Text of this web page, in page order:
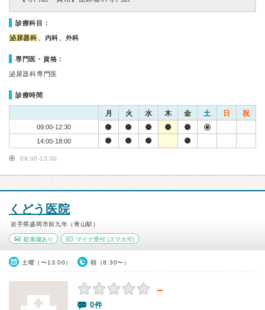
診療科目：
泌尿器科 、内科、外科
専門医・資格：
泌尿器科専門医
診療時間
月 火 水 木 金 土 日 祝
09:00-12:30
14:00-18:00
09:00-13:00
くどう医院
岩手県盛岡市前九年（青山駅）
駐車場あり マイナ受付(スマホ可)
土曜（〜13:00） 朝（8:30〜）
－
0件